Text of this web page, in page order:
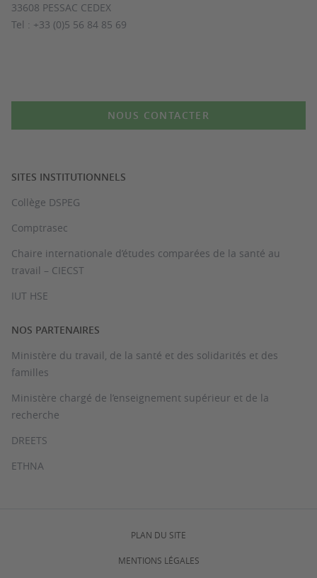
33608 PESSAC CEDEX
Tel : +33 (0)5 56 84 85 69
NOUS CONTACTER
SITES INSTITUTIONNELS
Collège DSPEG
Comptrasec
Chaire internationale d’études comparées de la santé au
travail – CIECST
IUT HSE
NOS PARTENAIRES
Ministère du travail, de la santé et des solidarités et des
familles
Ministère chargé de l’enseignement supérieur et de la
recherche
DREETS
ETHNA
PLAN DU SITE
MENTIONS LÉGALES